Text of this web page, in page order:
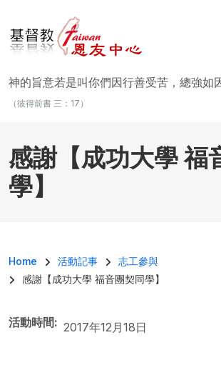
神的旨意若是叫你們因行善受苦，總強如
（彼得前書 三：17）
感謝【成功大學 福
學】
導航連結
Home 活動記事
志工參與
感謝【成功大學 福音團契同學】
活動時間 2017年12月18日